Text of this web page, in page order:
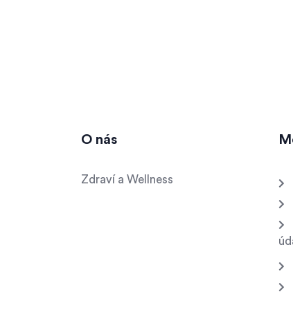
O nás
Zdraví a Wellness